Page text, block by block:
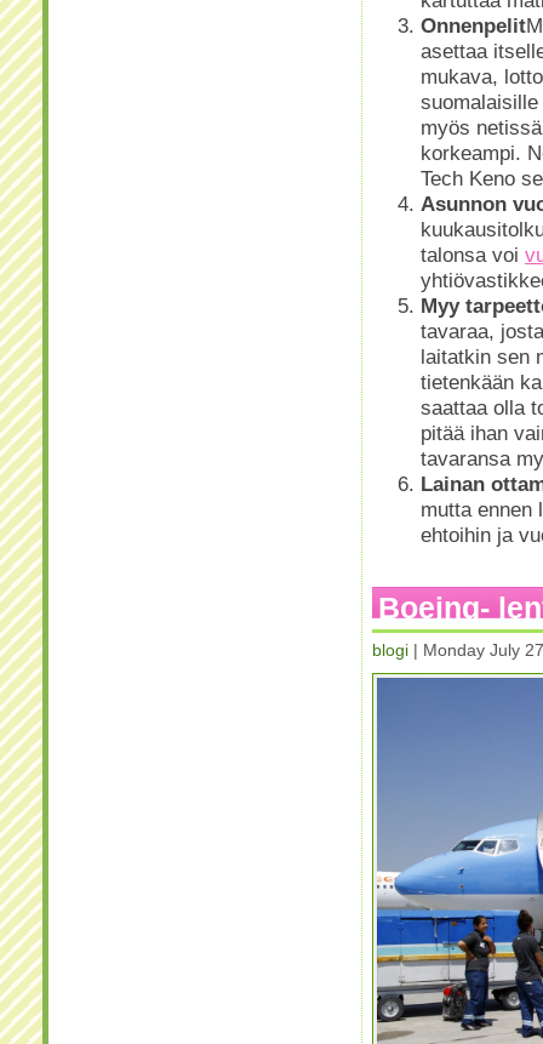
Onnenpelit
asettaa
mukava,
myös
korkeampi.
Tech Keno
Asunnon
talonsa voi
Myy
tavaraa,
laitatkin sen
tietenkään
saattaa olla
pitää ihan
tavaransa
Lainan
mutta ennen
ehtoihin ja
Boeing-
blogi | Monday July